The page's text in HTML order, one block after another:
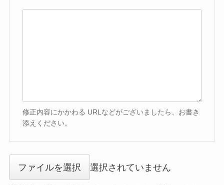
修正内容にかかわる URLなどがございましたら、お書き
添えください。
ファイルを選択 選択されていません